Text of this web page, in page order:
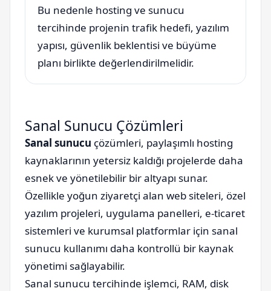
Bu nedenle hosting ve sunucu
tercihinde projenin trafik hedefi, yazılım
yapısı, güvenlik beklentisi ve büyüme
planı birlikte değerlendirilmelidir.
Sanal Sunucu Çözümleri
Sanal sunucu çözümleri, paylaşımlı hosting
kaynaklarının yetersiz kaldığı projelerde daha
esnek ve yönetilebilir bir altyapı sunar.
Özellikle yoğun ziyaretçi alan web siteleri, özel
yazılım projeleri, uygulama panelleri, e-ticaret
sistemleri ve kurumsal platformlar için sanal
sunucu kullanımı daha kontrollü bir kaynak
yönetimi sağlayabilir.
Sanal sunucu tercihinde işlemci, RAM, disk